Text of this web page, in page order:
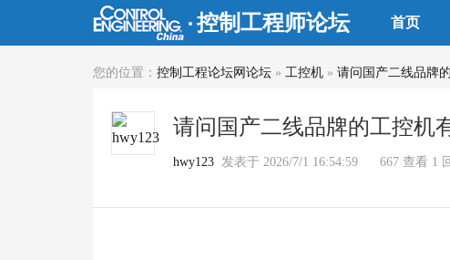
控制工程师论坛 首页
您的位置： 控制工程论坛网论坛 » 工控机 » 请问国产二线品牌
请问国产二线品牌的工控机
hwy123 发表于 2026/7/1 16:54:59 667 查看 1